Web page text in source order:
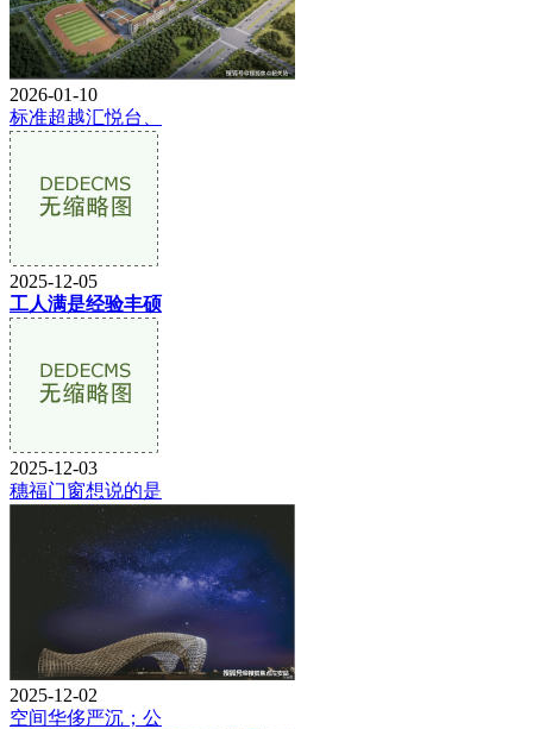
2026-01-10
标准超越汇悦台、
2025-12-05
工人满是经验丰硕
2025-12-03
穗福门窗想说的是
2025-12-02
空间华侈严沉；公